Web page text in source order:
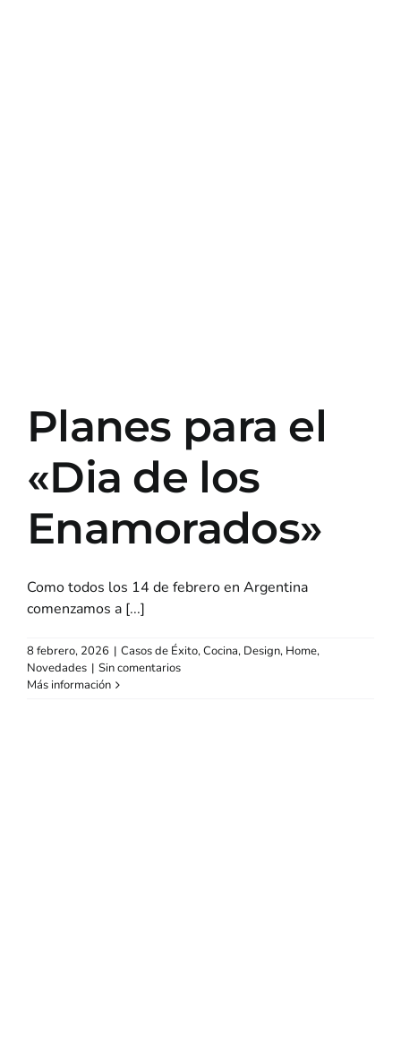
Planes para el
«Dia de los
Enamorados»
Como todos los 14 de febrero en Argentina
comenzamos a [...]
8 febrero, 2026 | Casos de Éxito,Cocina, Design, Home,
Novedades | Sin comentarios
Más información